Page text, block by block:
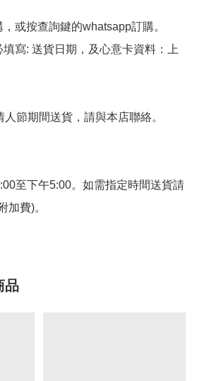
或按查詢鍵的whatsapp訂購。
寫: 送貨日期，及心意卡資料：上
節期間送貨，請與本店聯絡。
至下午5:00。如需指定時間送貨請
品